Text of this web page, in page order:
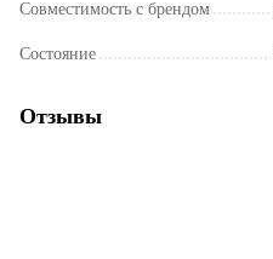
Совместимость с брендом
Состояние
Отзывы